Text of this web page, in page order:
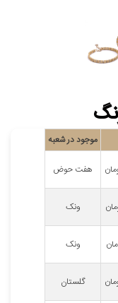
موجود در شعبه
هفت حوض
ونک
ونک
گلستان